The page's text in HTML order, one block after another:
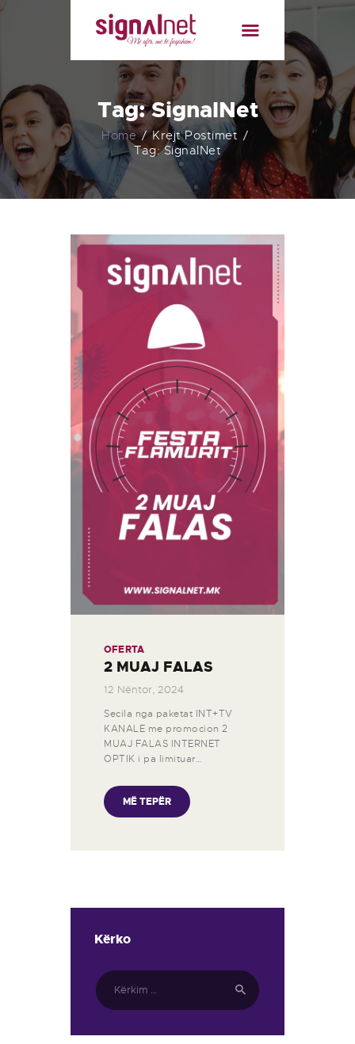
Tag: SignalNet
Home
Krejt Postimet
Tag: SignalNet
BALLINA
RRETH NESH
PAKETAT
LISTA E KANALEVE
LAJMET
KONTAKT
FATURA ONLINE
OFERTA
2 MUAJ FALAS
12 Nëntor, 2024
Secila nga paketat INT+TV
KANALE me promocion 2
MUAJ FALAS INTERNET
OPTIK i pa limituar…
MË TEPËR
Kërko
Kërko
për: